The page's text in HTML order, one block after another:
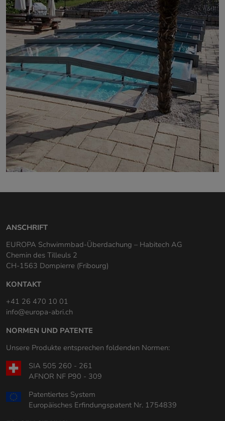
ANSCHRIFT
EUROPA Schwimmbad-Überdachung – Habitech AG
Chemin des Tilleuls 2
CH-1563 Dompierre (Fribourg)
KONTAKT
+41 26 470 10 01
info@europa-abri.ch
NORMEN UND PATENTE
Unsere Produkte entsprechen foldenden Normen:
SIA 505 260 - 261
AFNOR NF P90 - 309
Patentiertes System
Europäisches Erfindungspatent Nr. 1754839